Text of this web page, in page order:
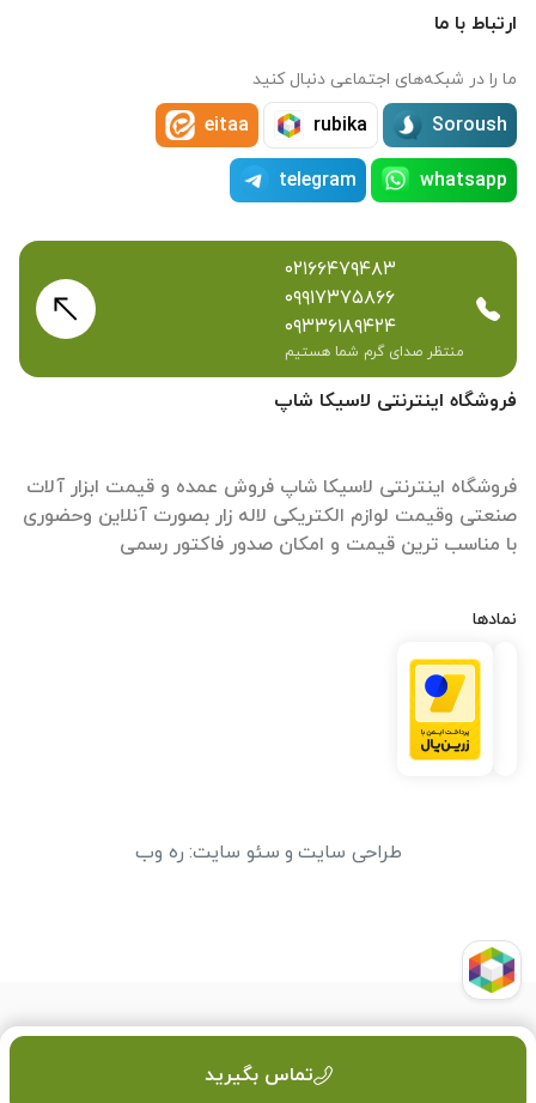
تماس بگیرید
فروشگاه اینترنتی لاسیکا شاپ
فروشگاه اینترنتی لاسیکا شاپ فروش عمده و قیمت ابزار آلات
صنعتی وقیمت لوازم الکتریکی لاله زار بصورت آنلاین وحضوری
با مناسب ترین قیمت و امکان صدور فاکتور رسمی
نمادها
ارتباط با ما
ما را در شبکه‌های اجتماعی دنبال کنید
Soroush
rubika
eitaa
whatsapp
telegram
۰۲۱۶۶۴۷۹۴۸۳
۰۹۹۱۷۳۷۵۸۶۶
۰۹۳۳۶۱۸۹۴۲۴
منتظر صدای گرم شما هستیم
طراحی سایت و سئو سایت: ره وب